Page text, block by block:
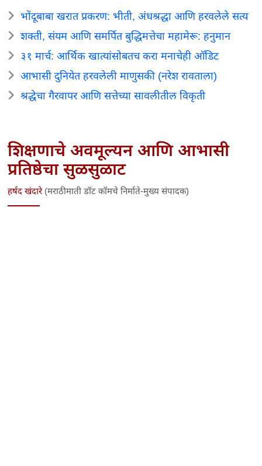
भोंदूबाबा खरात प्रकरण: भीती, अंधश्रद्धा आणि हरवलेले सत्य
शक्ती, संयम आणि समर्पित बुद्धिमत्तेचा महामेरू: हनुमान
३१ मार्च: आर्थिक खात्यांसोबतच करा मनाचेही ऑडिट
आभासी दुनियेत हरवलेली माणुसकी (नरेश रावताला)
श्रद्धेचा गैरवापर आणि सत्तेच्या सावलीतील विकृती
शिक्षणाचे अवमूल्यन आणि आभासी
प्रतिष्ठेचा सुळसुळाट
हर्षद खंदारे(मराठीमाती डॉट कॉमचे निर्माते-मुख्य संपादक)